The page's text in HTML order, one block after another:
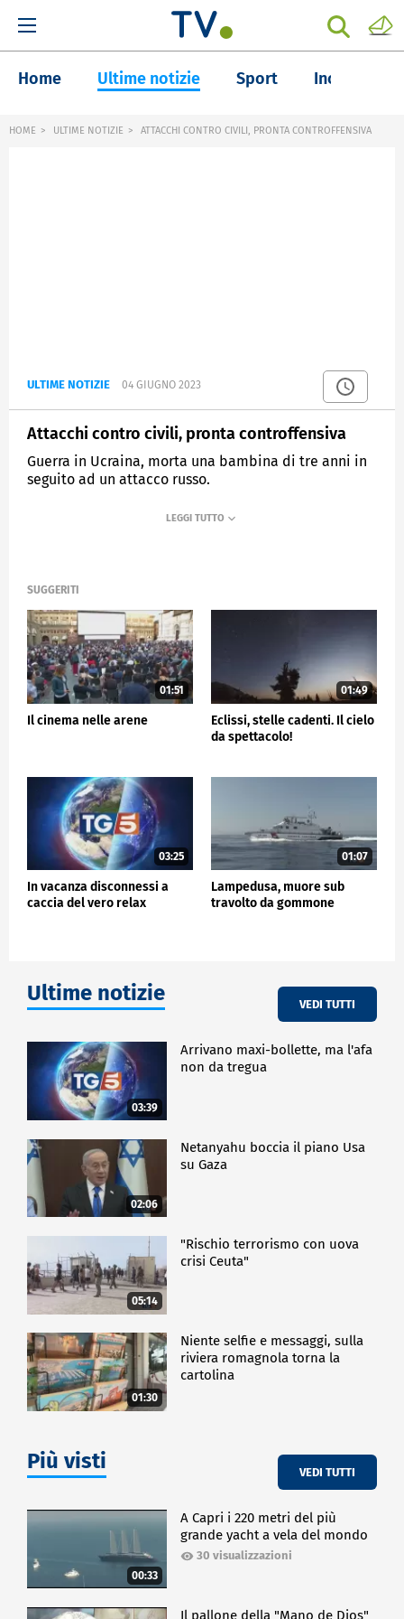
Home Ultime notizie Sport Inchieste
HOME ULTIME NOTIZIE ATTACCHI CONTRO CIVILI, PRONTA CONTROFFENSIVA
ULTIME NOTIZIE 04 GIUGNO 2023
Attacchi contro civili, pronta controffensiva
Guerra in Ucraina, morta una bambina di tre anni in
seguito ad un attacco russo.
SUGGERITI
01:51
Il cinema nelle arene
01:49
Eclissi, stelle cadenti. Il cielo
da spettacolo!
03:25
In vacanza disconnessi a
caccia del vero relax
01:07
Lampedusa, muore sub
travolto da gommone
Ultime notizie VEDI TUTTI
03:39
Arrivano maxi-bollette, ma l'afa
non da tregua
02:06
Netanyahu boccia il piano Usa
su Gaza
05:14
"Rischio terrorismo con uova
crisi Ceuta"
01:30
Niente selfie e messaggi, sulla
riviera romagnola torna la
cartolina
Più visti VEDI TUTTI
00:33
A Capri i 220 metri del più
grande yacht a vela del mondo
30 visualizzazioni
Il pallone della "Mano de Dios"